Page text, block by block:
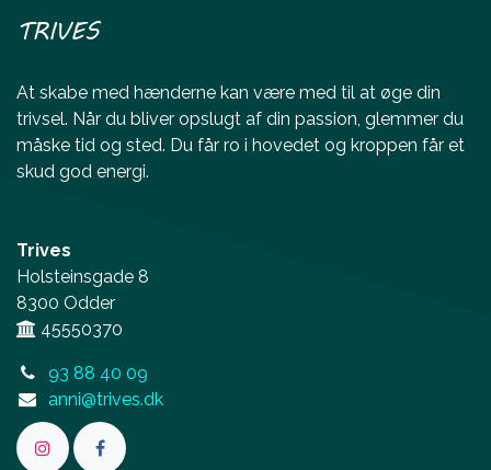
TRIVES
At skabe med hænderne kan være med til at øge din
trivsel. Når du bliver opslugt af din passion, glemmer du
måske tid og sted. Du får ro i hovedet og kroppen får et
skud god energi.
Trives
Holsteinsgade 8
8300 Odder
45550370
93 88 40 09
anni@trives.dk